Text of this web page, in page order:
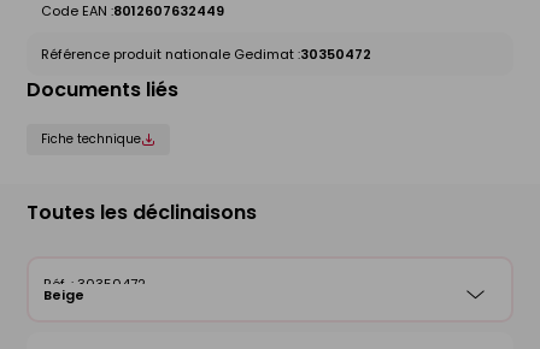
Code EAN :8012607632449
Référence produit nationale Gedimat :30350472
Documents liés
Fiche technique
Toutes les déclinaisons
30350472
Beige